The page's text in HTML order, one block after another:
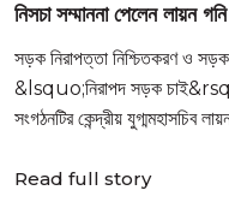
নিসচা সম্মাননা পেলেন লায়ন
সড়ক নিরাপত্তা নিশ্চিতকরণ ও সড়ক
&lsquo;নিরাপদ সড়ক
সংগঠনটির কেন্দ্রীয় যুগ্মমহাসচিব
Read full story